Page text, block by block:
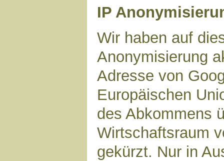
IP
Wir haben auf
Anonymisierung
Adresse von
Europäischen
des Abkommens
Wirtschaftsraum
gekürzt. Nur in